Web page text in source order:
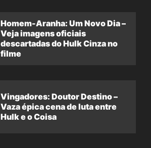
Homem-Aranha: Um Novo Dia –
Veja imagens oficiais
descartadas do Hulk Cinza no
filme
Vingadores: Doutor Destino –
Vaza épica cena de luta entre
Hulk e o Coisa